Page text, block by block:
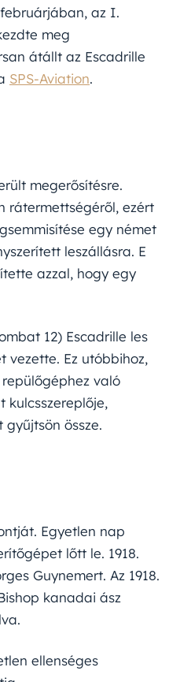
az I.
meg
átállt az Escadrille
SPS-Aviation.
megerősítésre.
rátermettségéről, ezért
egy német
leszállásra. E
azzal, hogy egy
12) Escadrille les
vezette. Ez utóbbihoz,
való
kulcsszereplője,
össze.
Egyetlen nap
lőtt le. 1918.
Guynemert. Az 1918.
kanadai ász
ellenséges